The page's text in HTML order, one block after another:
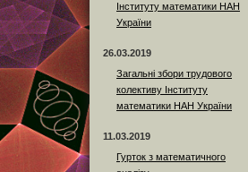
Інституту математики НАН
України
26.03.2019
Загальні збори трудового
колективу Інституту
математики НАН України
11.03.2019
Гурток з математичного